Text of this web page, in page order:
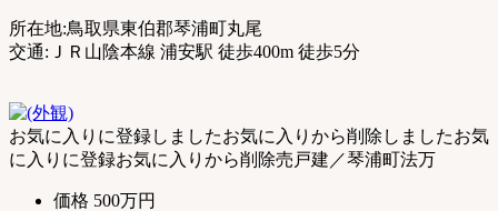
所在地:鳥取県東伯郡琴浦町丸尾
交通:ＪＲ山陰本線 浦安駅 徒歩400m 徒歩5分
お気に入りに登録しましたお気に入りから削除しましたお気
に入りに登録お気に入りから削除売戸建／琴浦町法万
価格 500万円